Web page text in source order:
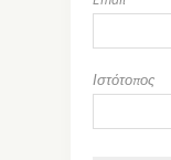
Ιστότοπος